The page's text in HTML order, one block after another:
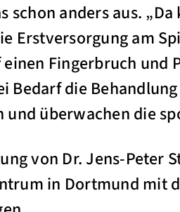
schon anders aus.
Erstversorgung am
Fingerbruch
Bedarf die
überwachen die
von Dr. Jens-Peter
in Dortmund mit